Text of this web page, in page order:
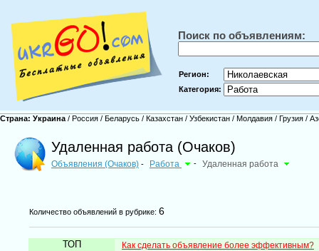
Поиск по объявлениям:
Регион:
Категория:
Страна: Украина / Россия / Беларусь / Казахстан / Узбекистан / Молдавия / Грузия /
Удаленная работа (Очаков)
Объявления (Очаков) - Работа - Удаленная работа
Количество объявлений в рубрике: 6
ТОП Как сделать объявление более эффективным?